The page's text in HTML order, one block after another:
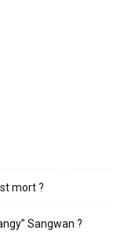
mort ?
Sangwan ?